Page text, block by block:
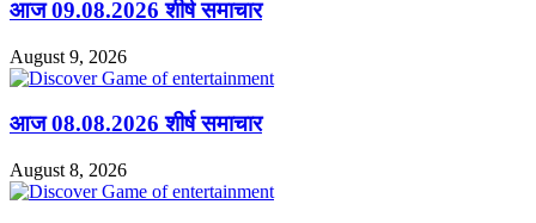
आज 09.08.2026 शीर्ष समाचार
August 9, 2026
आज 08.08.2026 शीर्ष समाचार
August 8, 2026